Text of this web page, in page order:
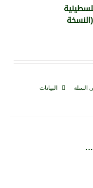
الفلسطينية
السلة البيانات